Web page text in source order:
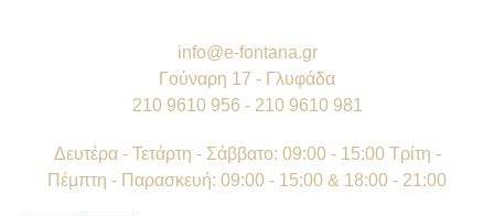
info@e-fontana.gr
Γούναρη 17 - Γλυφάδα
210 9610 956 - 210 9610 981
Δευτέρα - Τετάρτη - Σάββατο: 09:00 - 15:00 Τρίτη -
Πέμπτη - Παρασκευή: 09:00 - 15:00 & 18:00 - 21:00